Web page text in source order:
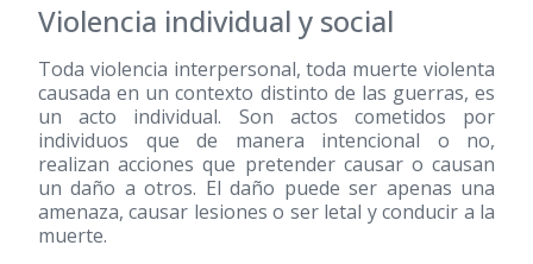
Violencia individual y social
Toda violencia interpersonal, toda muerte violenta
causada en un contexto distinto de las guerras, es
un acto individual. Son actos cometidos por
individuos que de manera intencional o no,
realizan acciones que pretender causar o causan
un daño a otros. El daño puede ser apenas una
amenaza, causar lesiones o ser letal y conducir a la
muerte.